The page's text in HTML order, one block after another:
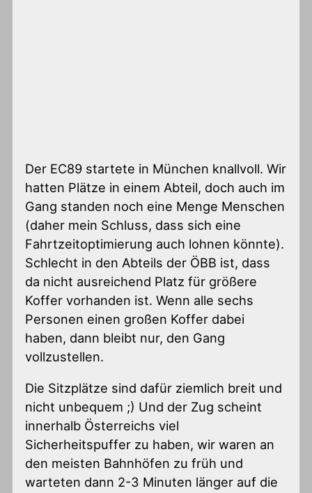
Der EC89 startete in München knallvoll. Wir
hatten Plätze in einem Abteil, doch auch im
Gang standen noch eine Menge Menschen
(daher mein Schluss, dass sich eine
Fahrtzeitoptimierung auch lohnen könnte).
Schlecht in den Abteils der ÖBB ist, dass
da nicht ausreichend Platz für größere
Koffer vorhanden ist. Wenn alle sechs
Personen einen großen Koffer dabei
haben, dann bleibt nur, den Gang
vollzustellen.
Die Sitzplätze sind dafür ziemlich breit und
nicht unbequem ;) Und der Zug scheint
innerhalb Österreichs viel
Sicherheitspuffer zu haben, wir waren an
den meisten Bahnhöfen zu früh und
warteten dann 2-3 Minuten länger auf die